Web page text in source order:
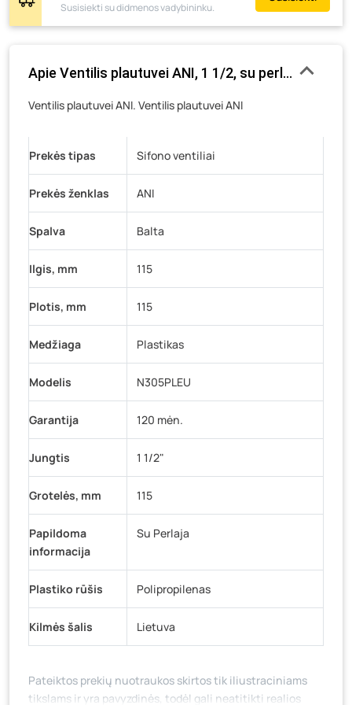
Pramonės g. 6E, Šilutė- 0 vienetų
Gedimino g. 54, Tauragė- 5 vienetai
Veteranų g. 11, Visaginas - 8 vienetai
Baravykų g. 1, Druskininkai - 12 vienetų
K. Donelaičio g. 17, Rokiškis- 0 vienetų
Šaltupės g. 64, Zarasai- 0 vienetų
Susisiekti su didmenos vadybininku.
Apie Ventilis plautuvei ANI, 1 1/2, su perlaja,
Ventilis plautuvei ANI. Ventilis plautuvei ANI
Prekės tipas Sifono ventiliai
Prekės ženklas ANI
Spalva Balta
Ilgis, mm 115
Plotis, mm 115
Medžiaga Plastikas
Modelis N305PLEU
Garantija 120 mėn.
Jungtis 1 1/2"
Grotelės, mm 115
Papildoma
informacija
Su Perlaja
Plastiko rūšis Polipropilenas
Kilmės šalis Lietuva
Pateiktos prekių nuotraukos skirtos tik iliustraciniams
tikslams ir yra pavyzdinės, todėl gali neatitikti realios